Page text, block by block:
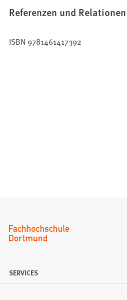
Referenzen und Relationen
ISBN 9781461417392
SERVICES